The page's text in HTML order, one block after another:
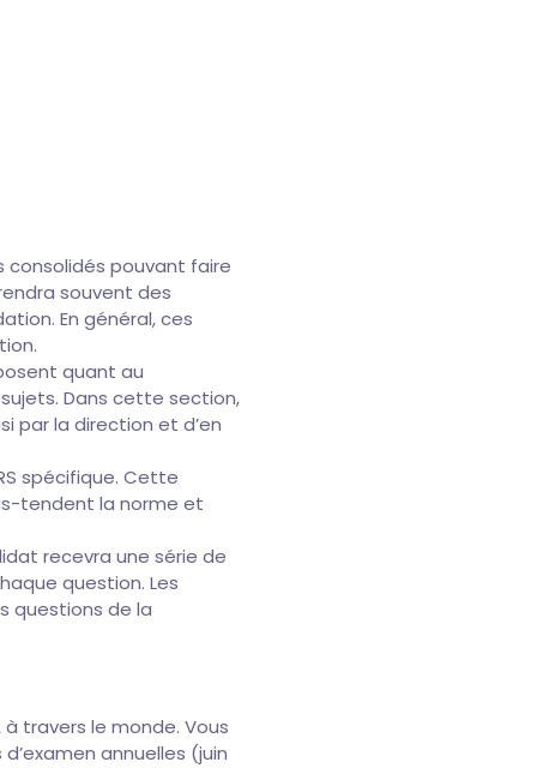
consolidés pouvant faire
souvent des
En général, ces
quant au
Dans cette section,
par la direction et d’en
spécifique. Cette
tendent la norme et
recevra une série de
question. Les
questions de la
à travers le monde. Vous
annuelles (juin